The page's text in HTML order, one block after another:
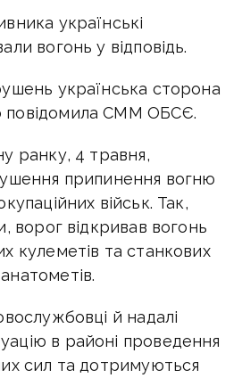
українські
вогонь у відповідь.
українська сторона
повідомила СММ ОБСЄ.
ранку, 4 травня,
припинення вогню
військ. Так,
ворог відкривав вогонь
кулеметів та станкових
й надалі
в районі проведення
сил та дотримуються